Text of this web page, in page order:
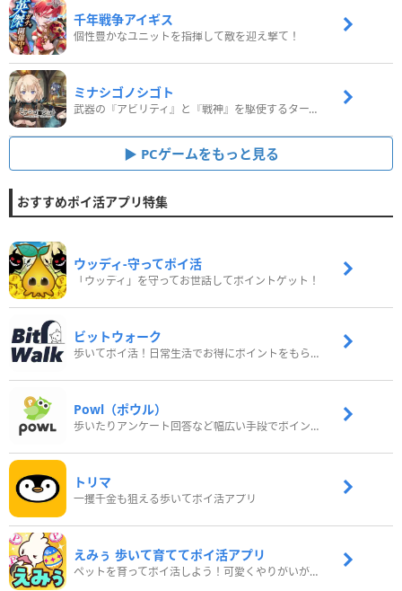
千年戦争アイギス
個性豊かなユニットを指揮して敵を迎え撃て！
ミナシゴノシゴト
武器の『アビリティ』と『戦神』を駆使するターン制コマンドバトルRPG！
PCゲームをもっと見る
おすすめポイ活アプリ特集
ウッディ‐守ってポイ活
「ウッディ」を守ってお世話してポイントゲット！
ビットウォーク
歩いてポイ活！日常生活でお得にポイントをもらおう
Powl（ポウル）
歩いたりアンケート回答など幅広い手段でポイントをゲット
トリマ
一攫千金も狙える歩いてポイ活アプリ
えみぅ 歩いて育ててポイ活アプリ
ペットを育ってポイ活しよう！可愛くやりがいがある新感覚アプリ